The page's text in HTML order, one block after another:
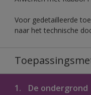
Voor gedetailleerde
naar het technische
1. De ondergrond